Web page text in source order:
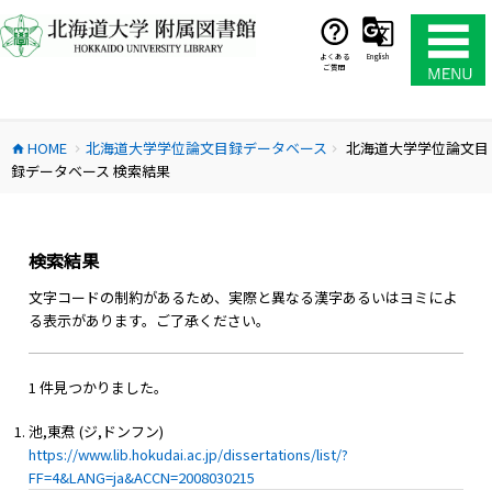
ン
テ
ス
キ
よくある
ご質問
English
home HOME chevron_right 北海道大学学位論文目録データベース chevron_right
北海道大学学位論文目
録データベース 検索結果
検索結果
文字コードの制約があるため、実際と異なる漢字あるいはヨミによ
る表示があります。ご了承ください。
1 件見つかりました。
池,東焄 (ジ,ドンフン)
https://www.lib.hokudai.ac.jp/dissertations/list/?
FF=4&LANG=ja&ACCN=2008030215